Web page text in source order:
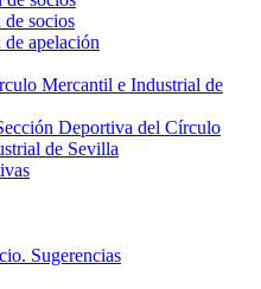
socios
apelación
Mercantil e Industrial de
Deportiva del Círculo
de Sevilla
Sugerencias